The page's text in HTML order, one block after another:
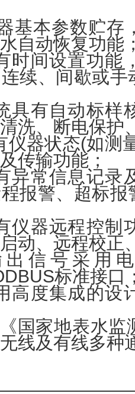
基本参数贮存
自动恢复功能
时间设置功能
续、间歇或
具有自动标样
洗、断电保护
仪器状态(如测
传输功能；
异常信息记录
报警、超标
仪器远程控制
动、远程校正
出信号采用
标准接口
高度集成的设
《国家地表水
线及有线多种